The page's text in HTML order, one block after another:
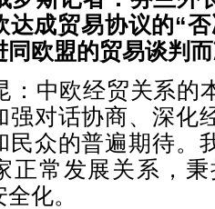
达成贸易协议的“
同欧盟的贸易谈判
：中欧经贸关系的
强对话协商、深化
民众的普遍期待。
正常发展关系，
化。